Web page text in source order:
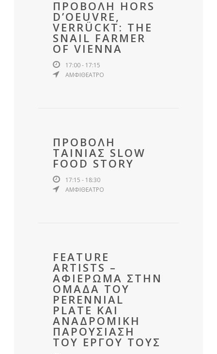
ΠΡΟΒΟΛΗ HORS
D’OEUVRE,
VERRÜCKT: THE
SNAIL FARMER
OF VIENNA
17:00 - 17:15
ΑΜΦΙΘΕΑΤΡΟ
ΠΡΟΒΟΛΗ
ΤΑΙΝΙΑΣ SLOW
FOOD STORY
17:15 - 18:30
ΑΜΦΙΘΕΑΤΡΟ
FEATURE
ARTISTS –
ΑΦΙΕΡΩΜΑ ΣΤΗΝ
ΟΜΑΔΑ ΤΟΥ
PERENNIAL
PLATE ΚΑΙ
ΑΝΑΔΡΟΜΙΚΗ
ΠΑΡΟΥΣΙΑΣΗ
ΤΟΥ ΕΡΓΟΥ ΤΟΥΣ